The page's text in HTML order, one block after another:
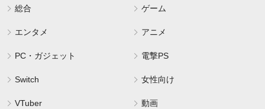
総合 ゲーム
エンタメ アニメ
PC・ガジェット 電撃PS
Switch 女性向け
VTuber 動画